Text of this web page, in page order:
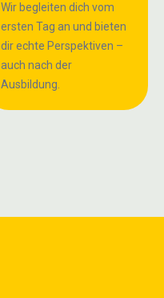
Wir begleiten dich vom
ersten Tag an und bieten
dir echte Perspektiven –
auch nach der
Ausbildung.